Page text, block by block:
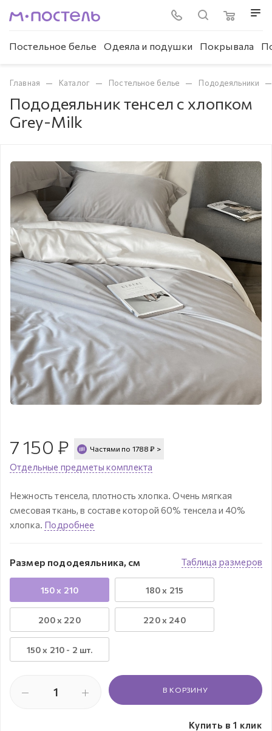
Постельное белье Одеяла и подушки Покрывала
Главная — Каталог — Постельное белье — Пододеяльники —
Пододеяльник тенсел с хлопком
Grey-Milk
7 150 ₽ Частями по 1788 ₽ >
Отдельные предметы комплекта
Нежность тенсела, плотность хлопка. Очень мягкая
смесовая ткань, в составе которой 60% тенсела и 40%
хлопка. Подробнее
Таблица размеров
Размер пододеяльника, см
150 x 210 180 x 215
200 x 220 220 x 240
150 х 210 - 2 шт.
В КОРЗИНУ
Купить в 1 клик